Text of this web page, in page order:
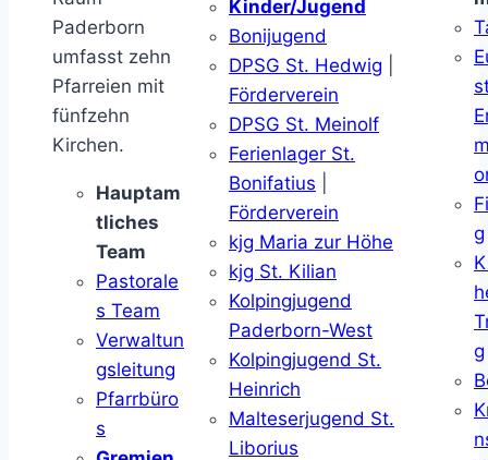
Paderborn
umfasst zehn
Pfarreien mit
fünfzehn
Kirchen.
Hauptam
tliches
Team
Pastorale
s Team
Verwaltun
gsleitung
Pfarrbüro
s
Kinder/Jugend
Bonijugend
DPSG St. Hedwig
Förderverein
DPSG St. Meinolf
Ferienlager St.
Bonifatius
Förderverein
kjg Maria zur Höhe
kjg St. Kilian
Kolpingjugend
Paderborn-West
Kolpingjugend St.
Heinrich
Malteserjugend St.
Liborius
g
g